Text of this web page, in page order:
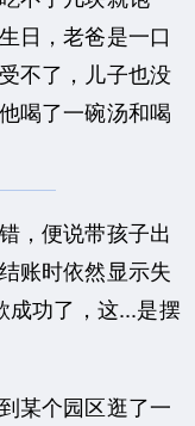
日，老爸是一口
不了，儿子也没
喝了一碗汤和喝
，便说带孩子出
账时依然显示失
成功了，这...是摆
某个园区逛了一